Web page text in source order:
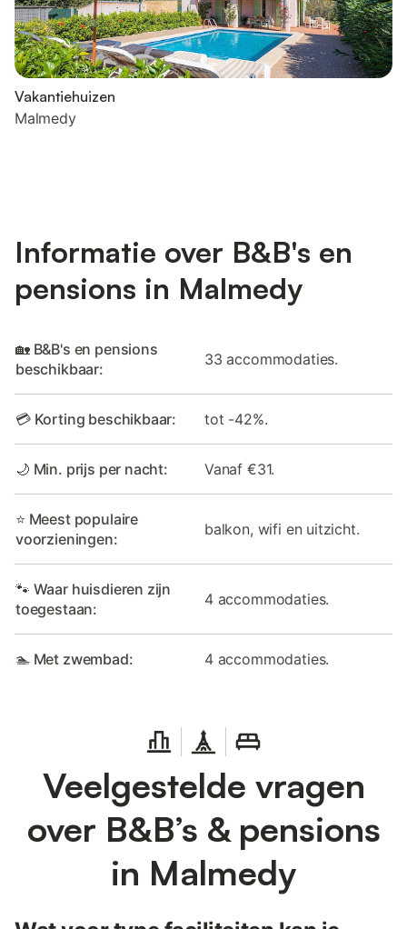
Vakantiehuizen
Malmedy
Informatie over B&B's en
pensions in Malmedy
🏡 B&B's en pensions
beschikbaar:
33 accommodaties.
💳 Korting beschikbaar: tot -42%.
🌙 Min. prijs per nacht: Vanaf €31.
⭐ Meest populaire
voorzieningen:
balkon, wifi en uitzicht.
🐾 Waar huisdieren zijn
toegestaan:
4 accommodaties.
🏊 Met zwembad: 4 accommodaties.
Veelgestelde vragen
over B&B’s & pensions
in Malmedy